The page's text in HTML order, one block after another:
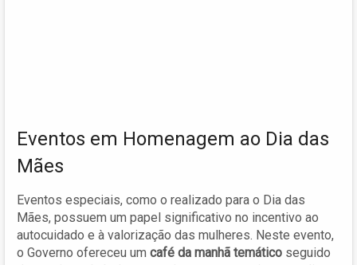
Eventos em Homenagem ao Dia das
Mães
Eventos especiais, como o realizado para o Dia das
Mães, possuem um papel significativo no incentivo ao
autocuidado e à valorização das mulheres. Neste evento,
o Governo ofereceu um café da manhã temático seguido